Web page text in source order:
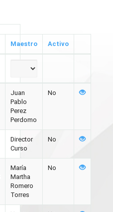
Maestro Activo
Juan
Pablo
Perez
Perdomo
No
Director
Curso
No
María
Martha
Romero
Torres
No